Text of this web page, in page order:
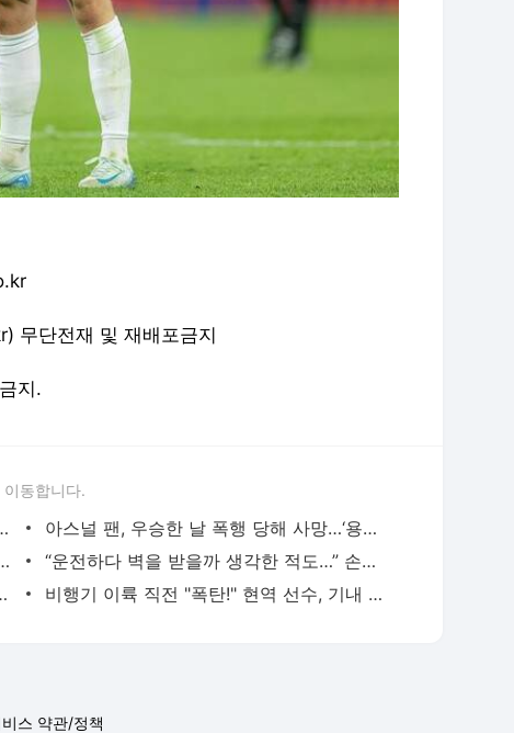
단전재 및 재배포금지
지.
동합니다.
출동, BTS까지 나선다
아스널 팬, 우승한 날 폭행 당해 사망…‘용의자는 맨유 팬 추정’
했던 英 축구 선수의 심경 고백
“운전하다 벽을 받을까 생각한 적도…” 손흥민이 그렇게 챙겼던 이유
…伊 정부마저 “수치스럽다”
비행기 이륙 직전 "폭탄!" 현역 선수, 기내 테러 협박으로 체포
스 약관/정책